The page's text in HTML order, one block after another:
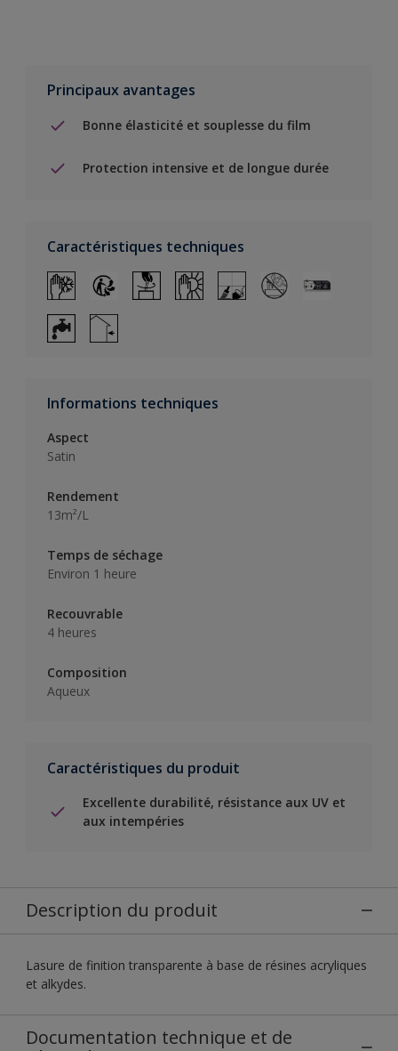
Principaux avantages
Bonne élasticité et souplesse du film
Protection intensive et de longue durée
Caractéristiques techniques
Informations techniques
Aspect
Satin
Rendement
13m²/L
Temps de séchage
Environ 1 heure
Recouvrable
4 heures
Composition
Aqueux
Caractéristiques du produit
Excellente durabilité, résistance aux UV et
aux intempéries
Description du produit
Lasure de finition transparente à base de résines acryliques
et alkydes.
Documentation technique et de